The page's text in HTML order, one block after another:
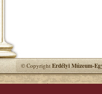
© CopyrightErdélyi Múzeum-